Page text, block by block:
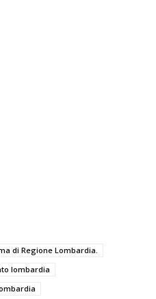
di Regione Lombardia.
lombardia